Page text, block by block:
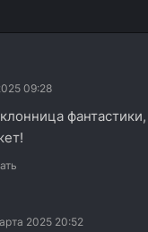
09:28
2025 20:52